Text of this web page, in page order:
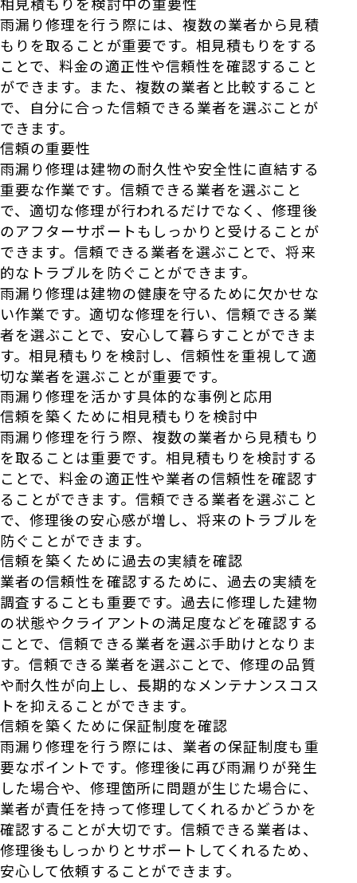
雨漏り修理を行う際には、複数の業者から見積
もりを取ることが重要です。相見積もりをする
ことで、料金の適正性や信頼性を確認すること
ができます。また、複数の業者と比較すること
で、自分に合った信頼できる業者を選ぶことが
できます。
信頼の重要性
雨漏り修理は建物の耐久性や安全性に直結する
重要な作業です。信頼できる業者を選ぶこと
で、適切な修理が行われるだけでなく、修理後
のアフターサポートもしっかりと受けることが
できます。信頼できる業者を選ぶことで、将来
的なトラブルを防ぐことができます。
雨漏り修理は建物の健康を守るために欠かせな
い作業です。適切な修理を行い、信頼できる業
者を選ぶことで、安心して暮らすことができま
す。相見積もりを検討し、信頼性を重視して適
切な業者を選ぶことが重要です。
雨漏り修理を活かす具体的な事例と応用
信頼を築くために相見積もりを検討中
雨漏り修理を行う際、複数の業者から見積もり
を取ることは重要です。相見積もりを検討する
ことで、料金の適正性や業者の信頼性を確認す
ることができます。信頼できる業者を選ぶこと
で、修理後の安心感が増し、将来のトラブルを
防ぐことができます。
信頼を築くために過去の実績を確認
業者の信頼性を確認するために、過去の実績を
調査することも重要です。過去に修理した建物
の状態やクライアントの満足度などを確認する
ことで、信頼できる業者を選ぶ手助けとなりま
す。信頼できる業者を選ぶことで、修理の品質
や耐久性が向上し、長期的なメンテナンスコス
トを抑えることができます。
信頼を築くために保証制度を確認
雨漏り修理を行う際には、業者の保証制度も重
要なポイントです。修理後に再び雨漏りが発生
した場合や、修理箇所に問題が生じた場合に、
業者が責任を持って修理してくれるかどうかを
確認することが大切です。信頼できる業者は、
修理後もしっかりとサポートしてくれるため、
安心して依頼することができます。